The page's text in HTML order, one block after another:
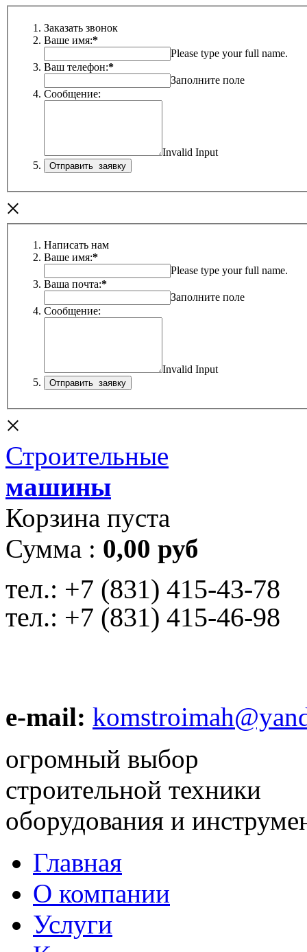
Заказать звонок
Ваше имя:*
Please type your full name.
Ваш телефон:*
Заполните поле
Сообщение:
Invalid Input
×
Написать нам
Ваше имя:*
Please type your full name.
Ваша почта:*
Заполните поле
Сообщение:
Invalid Input
×
Строительные
машины
Корзина пуста
Сумма : 0,00 руб
тел.: +7 (831) 415-43-78
тел.: +7 (831) 415-46-98
e-mail:
огромный выбор
строительной техники
оборудования и
Главная
О компании
Услуги